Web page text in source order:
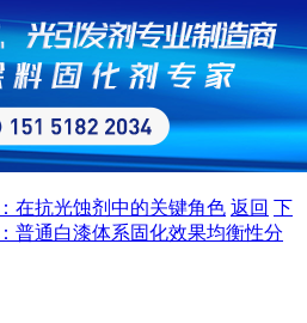
在抗光蚀剂中的关键角色 返回 下
普通白漆体系固化效果均衡性分